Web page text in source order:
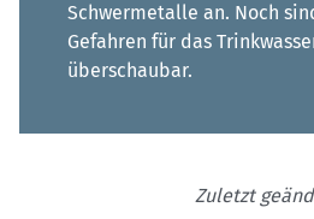
Schwermetalle an. Noch
Gefahren für das
überschaubar.
Zuletzt